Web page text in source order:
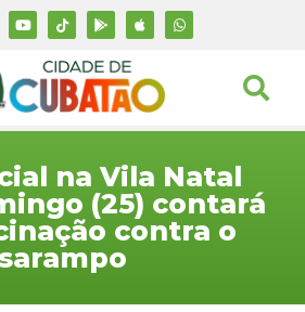
na Vila Natal
(25) contará
contra o
sarampo